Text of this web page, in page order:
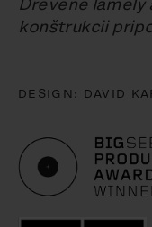
konštrukcii
DESIGN: DAVID